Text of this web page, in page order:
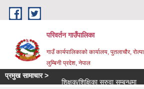
Skip to main content
परिवर्तन गाउँपालिका
गाउँ कार्यपालिकाको कार्यालय, पुतलाचौर, रोल्पा
लुम्बिनी प्रदेश, नेपाल
प्रमुख सामाचार >
शिक्षक/शिक्षिका सरुवा सम्बन्धमा